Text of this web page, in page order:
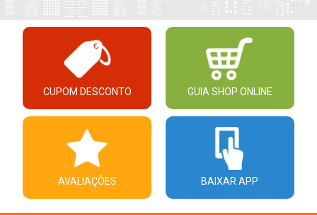
CUPOM DESCONTO GUIA SHOP ONLINE
AVALIAÇÕES BAIXAR APP